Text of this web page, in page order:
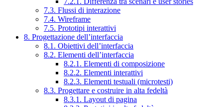
7.3. Flussi di interazione
7.4. Wireframe
7.5. Prototipi interattivi
8. Progettazione dell’interfaccia
8.1. Obiettivi dell’interfaccia
8.2. Elementi dell’interfaccia
8.2.1. Elementi di composizione
8.2.2. Elementi interattivi
8.2.3. Elementi testuali (microtesti)
8.3. Progettare e costruire in alta fedeltà
8.3.1. Layout di pagina